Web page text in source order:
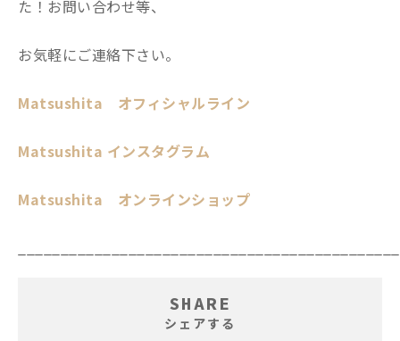
た！お問い合わせ等、
お気軽にご連絡下さい。
Matsushita オフィシャルライン
Matsushita インスタグラム
Matsushita オンラインショップ
SHARE
シェアする